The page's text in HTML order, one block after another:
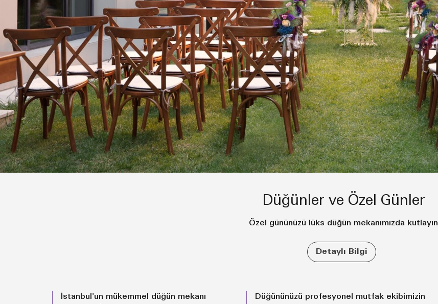
Düğünler ve Özel Günler
Özel gününüzü lüks düğün mekanımızda kutlayın
Detaylı Bilgi
İstanbul'un mükemmel düğün mekanı
Düğününüzü profesyonel mutfak ekibimizin